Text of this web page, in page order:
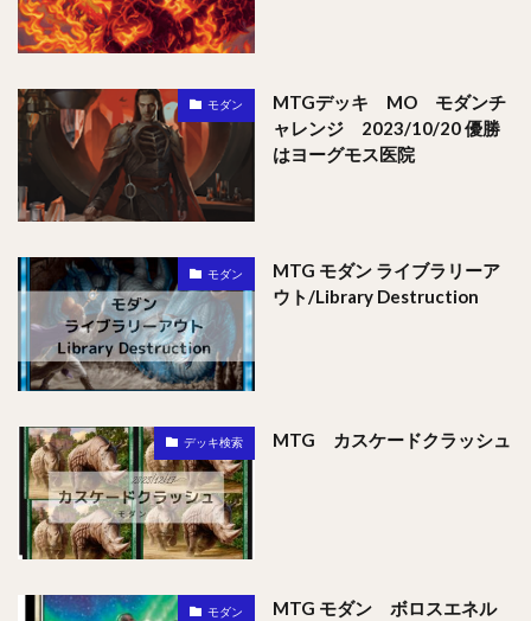
モダン
MTGデッキ MO モダンチ
ャレンジ 2023/10/20 優勝
はヨーグモス医院
モダン
MTG モダン ライブラリーア
ウト/Library Destruction
デッキ検索 MTG カスケードクラッシュ
モダン
MTG モダン ボロスエネル